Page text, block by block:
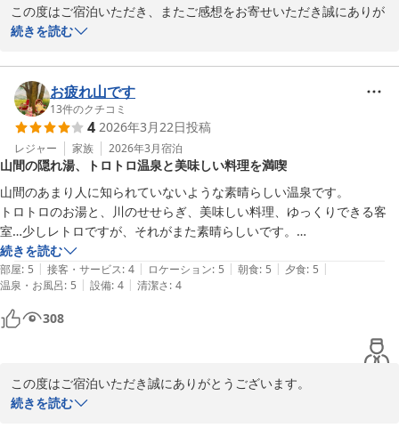
この度はご宿泊いただき、またご感想をお寄せいただき誠にありが
とうございます。
釜飯につきましても美味しく召し上がっていただけたご様子をあり
がたく拝読しました。またの機会がございましたらぜひお越しくだ
さいませ。ご来館を心よりお待ちしております。
鈍川温泉 皆楽荘
2026-05-26
続きを読む
お疲れ山です
13件のクチコミ
4 2026年3月22日投稿
レジャー 家族 2026年3月宿泊
山間の隠れ湯、トロトロ温泉と美味しい料理を満喫
山間のあまり人に知られていないような素晴らしい温泉です。
トロトロのお湯と、川のせせらぎ、美味しい料理、ゆっくりできる客
室…少しレトロですが、それがまた素晴らしいです。
部屋のお風呂まで温泉で、ゆっくりとお湯を堪能できました。
こんなにいい温泉があるとは知りませんでした。また、是非、泊まりた
い宿でした。
続きを読む
部屋: 5 | 接客・サービス: 4 | ロケーション: 5 | 朝食: 5 | 夕食: 5 |
温泉・お風呂: 5 | 設備: 4 | 清潔さ: 4
308
この度はご宿泊いただき誠にありがとうございます。
温泉や川のせせらぎ、お料理、お部屋での時間などゆっくりお過ご
続きを読む